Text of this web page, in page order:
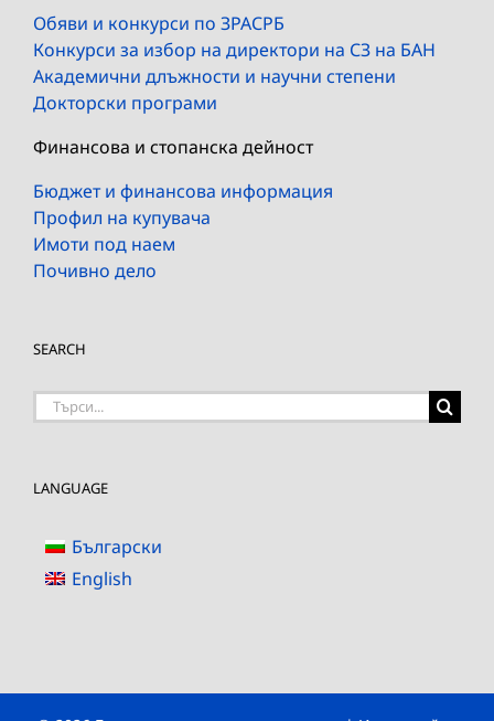
Обяви и конкурси по ЗРАСРБ
Конкурси за избор на директори на СЗ на БАН
Академични длъжности и научни степени
Докторски програми
Финансова и стопанска дейност
Бюджет и финансова информация
Профил на купувача
Имоти под наем
Почивно дело
SEARCH
Търсене
LANGUAGE
Български
English